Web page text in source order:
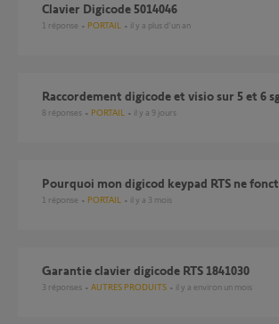
Clavier Digicode 5014046
1 réponse PORTAIL il y a plus d'un an
Raccordement digicode et visio sur 5 et 6
8 réponses PORTAIL il y a 9 jours
Pourquoi mon digicod keypad RTS ne
1 réponse PORTAIL il y a 3 mois
Garantie clavier digicode RTS 1841030
3 réponses AUTRES PRODUITS il y a environ un mois